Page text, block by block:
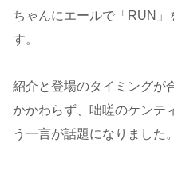
ちゃんにエールで「RUN」
す。
紹介と登場のタイミングが
かかわらず、咄嗟のケンテ
う一言が話題になりました。